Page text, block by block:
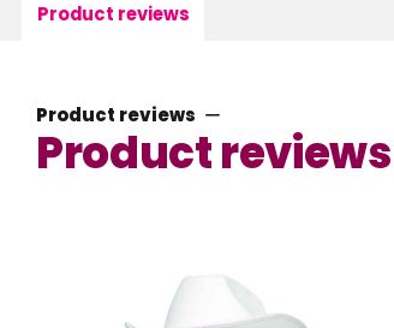
Product reviews
Product reviews
Product reviews